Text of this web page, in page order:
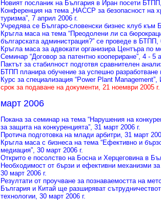
Новият посланик на България в Иран посети БТПП
Конференция на тема „НАССР за безопасност на
туризма”, 7 април 2006 г.
Учредява се Българо-словенски бизнес клуб към
Кръгла маса на тема “Преодолени ли са
българската администрация?” се проведе в БТПП ,
Кръгла маса за адвокати организира Центъра по
Семинар “Договор за патентно коопериране”, 4 - 5
Пактът за стабилност подготвя сравнителен
БТПП планира обучение за успешно разработване
Курс за специализация “Power Plant Management”,
срок за подаване на документи, 21 ноември 2005 г.
март 2006
Покана за семинар на тема “Нарушения на
за защита на конкуренцията” , 31 март 2006 г.
Протича подготовка на млади арбитри , 31 март
Кръгла маса с бизнеса на тема “Ефективно и
медиация” , 30 март 2006 г.
Открито е посолство на Босна и Херцеговина в
Необходимост от бързи и ефективни механизми
30 март 2006 г.
Резултати от проучване за познаваемостта на
България и Китай ще разширяват
технологии , 30 март 2006 г.